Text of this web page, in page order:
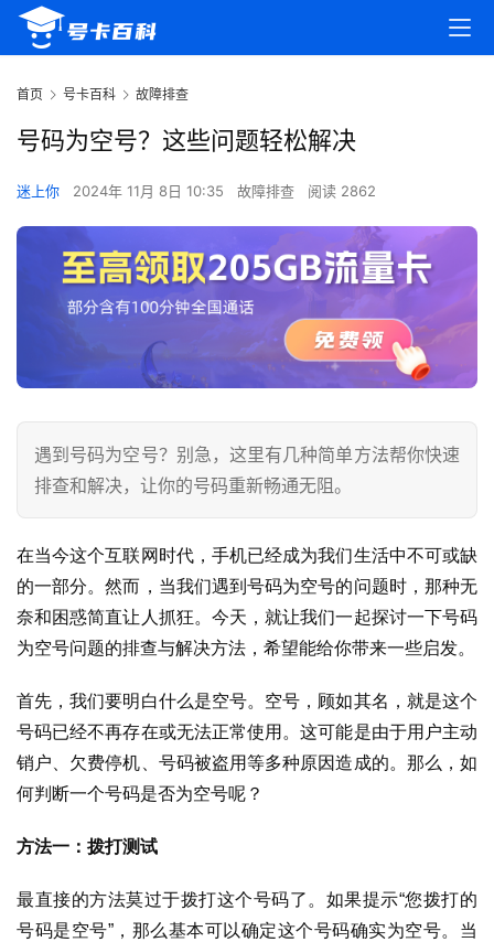
首页 号卡百科 故障排查
号码为空号？这些问题轻松解决
迷上你 2024年 11月 8日 10:35 故障排查 阅读 2862
遇到号码为空号？别急，这里有几种简单方法帮你快速
排查和解决，让你的号码重新畅通无阻。
在当今这个互联网时代，手机已经成为我们生活中不可或缺
的一部分。然而，当我们遇到号码为空号的问题时，那种无
奈和困惑简直让人抓狂。今天，就让我们一起探讨一下号码
为空号问题的排查与解决方法，希望能给你带来一些启发。
首先，我们要明白什么是空号。空号，顾如其名，就是这个
号码已经不再存在或无法正常使用。这可能是由于用户主动
销户、欠费停机、号码被盗用等多种原因造成的。那么，如
何判断一个号码是否为空号呢？
方法一：拨打测试
最直接的方法莫过于拨打这个号码了。如果提示“您拨打的
号码是空号”，那么基本可以确定这个号码确实为空号。当